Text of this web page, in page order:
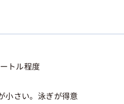
トル程度
小さい。泳ぎが得意